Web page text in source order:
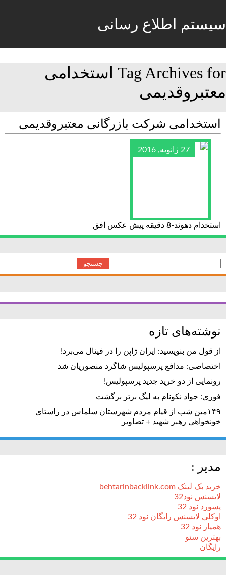
سیستم اطلاع رسانی
Tag Archives for استخدامی
معتبروقدیمی
استخدامی شرکت بازرگانی معتبروقدیمی
27 ژانویه, 2016
استخدام دهوند-8 دقیقه پیش عکس افق
برای:
نوشته‌های تازه
از قول من بنویسید: ایران ژاپن را در فینال می‌برد!
اختصاصی: مدافع پرسپولیس شاگرد منصوریان شد
رونمایی از دو خرید جدید پرسپولیس!
فوری: جواد نکونام به لیگ برتر برگشت
۱۴۹مین شب از قیام مردم شهرستان سلماس در راستای
خونخواهی رهبر شهید + تصاویر
مدیر :
خرید بک لینک behtarinbacklink.com
لایسنس نود32
پسورد نود 32
اوکلی لایسنس رایگان نود 32
همیار نود 32
بهترین سئو
رایگان